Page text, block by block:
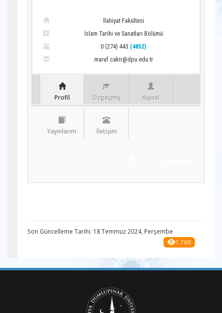
İlahiyat Fakültesi
İslam Tarihi ve Sanatları Bölümü
0 (274) 443 (4852)
maruf.cakir@dpu.edu.tr
Profil Özgeçmiş Kişisel
Yayınlarım İletişim
Son Güncelleme Tarihi: 18 Temmuz 2024, Perşembe
1.760